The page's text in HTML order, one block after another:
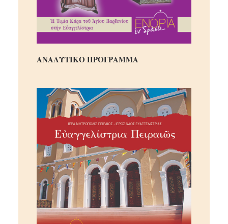
ΑΝΑΛΥΤΙΚΟ ΠΡΟΓΡΑΜΜΑ